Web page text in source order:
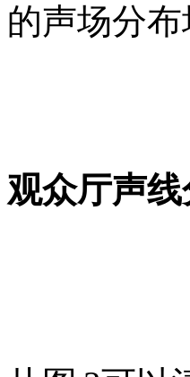
的声场分布
观众厅声